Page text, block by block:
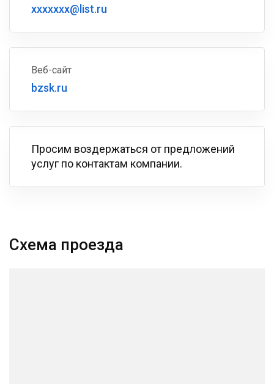
xxxxxxx@list.ru
Веб-сайт
bzsk.ru
Просим воздержаться от предложений
услуг по контактам компании.
Схема проезда